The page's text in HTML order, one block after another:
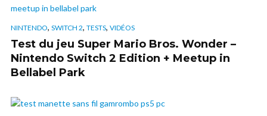
NINTENDO, SWITCH 2, TESTS, VIDÉOS
Test du jeu Super Mario Bros. Wonder –
Nintendo Switch 2 Edition + Meetup in
Bellabel Park